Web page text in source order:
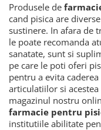
Produsele de
cand pisica are
sustinere. In afara de
le poate recomanda
sanatate, sunt si
pe care le poti oferi
pentru a evita
articulatiilor si
magazinul nostru
farmacie pentru
institutiile abilitate